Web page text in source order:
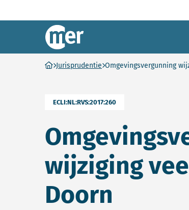
Commissie mer
Ga naar homepage
Jurisprudentie Omgevingsvergunning
ECLI:NL:RVS:2017:260
wijziging
Doorn